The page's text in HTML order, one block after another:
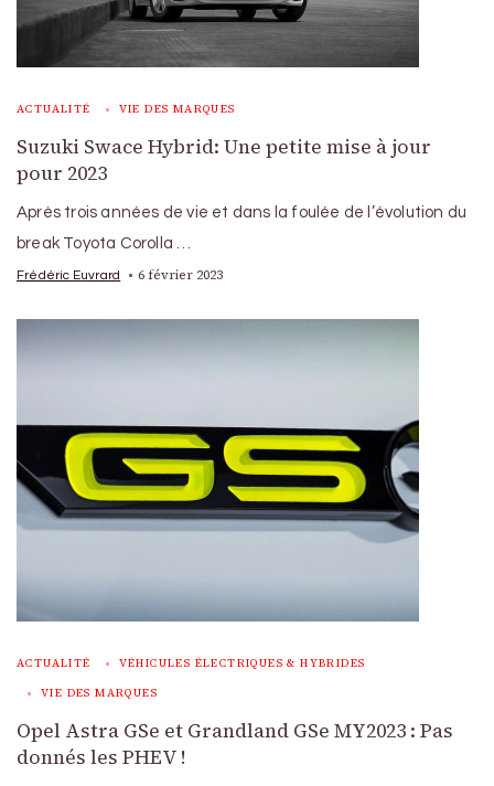
ACTUALITÉ VIE DES MARQUES
Suzuki Swace Hybrid: Une petite mise à jour
pour 2023
Après trois années de vie et dans la foulée de l’évolution du
break Toyota Corolla …
Frédéric Euvrard 6 février 2023
ACTUALITÉ VÉHICULES ÉLECTRIQUES & HYBRIDES
VIE DES MARQUES
Opel Astra GSe et Grandland GSe MY2023 : Pas
donnés les PHEV !